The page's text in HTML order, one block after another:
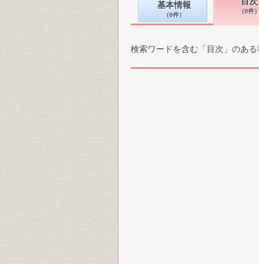
基本情報
（0件）
（0件）
検索ワードを含む「目次」のある